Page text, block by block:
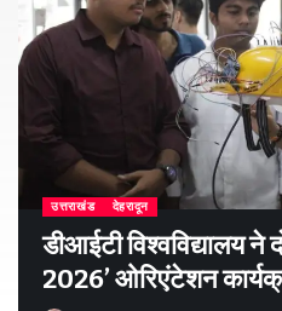
उत्तराखंड देहरादून
डीआईटी विश्वविद्यालय ने
2026’ ओरिएंटेशन